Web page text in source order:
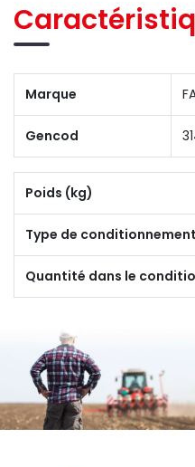
Marque
Gencod
Poids (kg)
Type de conditionnement
Quantité dans le